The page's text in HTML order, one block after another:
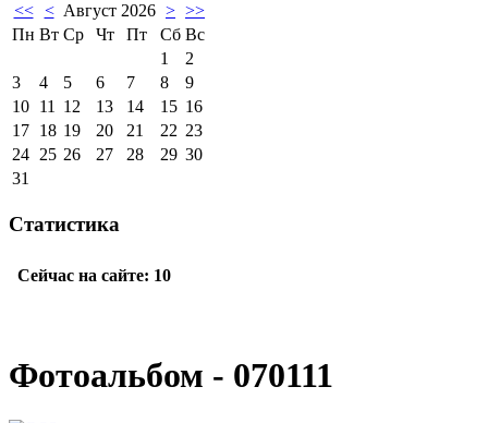
<< < Август 2026 > >>
Пн Вт Ср Чт Пт Сб Вс
1
2
3
4 5 6 7 8
9
10 11 12 13 14 15 16
17 18 19 20 21 22 23
24 25 26 27 28 29 30
31
Статистика
Фотоальбом - 070111